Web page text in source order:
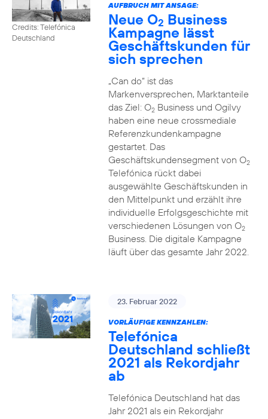
Credits: Telefónica
Deutschland
AUFBRUCH MIT ANSAGE:
Neue O2 Business
Kampagne lässt
Geschäftskunden für
sich sprechen
„Can do“ ist das
Markenversprechen, Marktanteile
das Ziel: O2Business und Ogilvy
haben eine neue crossmediale
Referenzkundenkampagne
gestartet. Das
Geschäftskundensegment von O2
Telefónica rückt dabei
ausgewählte Geschäftskunden in
den Mittelpunkt und erzählt ihre
individuelle Erfolgsgeschichte mit
verschiedenen Lösungen von O2
Business. Die digitale Kampagne
läuft über das gesamte Jahr 2022.
23. Februar 2022
VORLÄUFIGE KENNZAHLEN:
Telefónica
Deutschland schließt
2021 als Rekordjahr
ab
Telefónica Deutschland hat das
Jahr 2021 als ein Rekordjahr